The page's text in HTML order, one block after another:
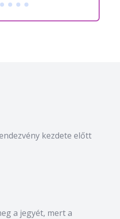
kezdete előtt
a jegyét, mert a